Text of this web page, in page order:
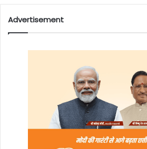
Advertisement